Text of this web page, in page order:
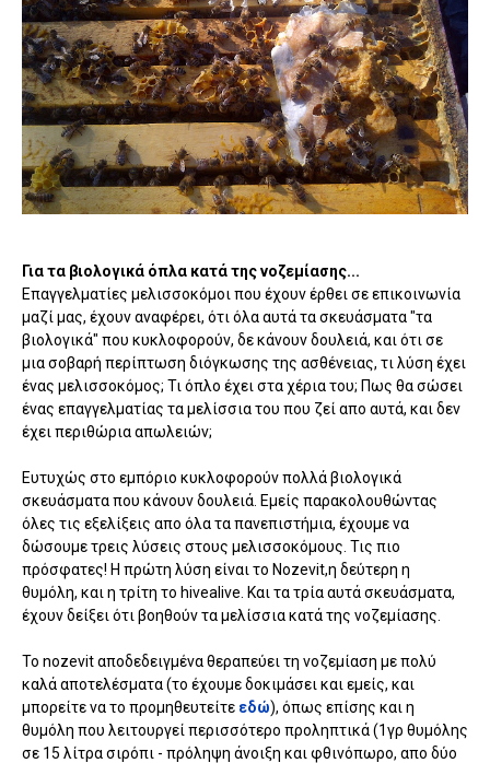
Για τα βιολογικά όπλα κατά της νοζεμίασης...
Επαγγελματίες μελισσοκόμοι που έχουν έρθει σε επικοινωνία
μαζί μας, έχουν αναφέρει, ότι όλα αυτά τα σκευάσματα "τα
βιολογικά" που κυκλοφορούν, δε κάνουν δουλειά, και ότι σε
μια σοβαρή περίπτωση διόγκωσης της ασθένειας, τι λύση έχει
ένας μελισσοκόμος; Τι όπλο έχει στα χέρια του; Πως θα σώσει
ένας επαγγελματίας τα μελίσσια του που ζεί απο αυτά, και δεν
έχει περιθώρια απωλειών;
Ευτυχώς στο εμπόριο κυκλοφορούν πολλά βιολογικά
σκευάσματα που κάνουν δουλειά. Εμείς παρακολουθώντας
όλες τις εξελίξεις απο όλα τα πανεπιστήμια, έχουμε να
δώσουμε τρεις λύσεις στους μελισσοκόμους. Τις πιο
πρόσφατες! Η πρώτη λύση είναι το Nozevit,η δεύτερη η
θυμόλη, και η τρίτη το hivealive. Και τα τρία αυτά σκευάσματα,
έχουν δείξει ότι βοηθούν τα μελίσσια κατά της νοζεμίασης.
Το nozevit αποδεδειγμένα θεραπεύει τη νοζεμίαση με πολύ
καλά αποτελέσματα (το έχουμε δοκιμάσει και εμείς, και
μπορείτε να το προμηθευτείτε εδώ), όπως επίσης και η
θυμόλη που λειτουργεί περισσότερο προληπτικά (1γρ θυμόλης
σε 15 λίτρα σιρόπι - πρόληψη άνοιξη και φθινόπωρο, απο δύο